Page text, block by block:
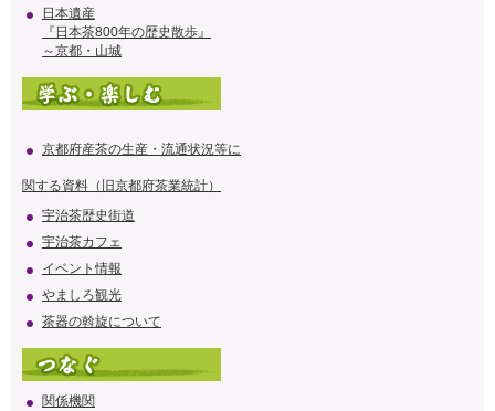
日本遺産
『日本茶800年の歴史散歩』
～京都・山城
京都府産茶の生産・流通状況等に
関する資料（旧京都府茶業統計）
宇治茶歴史街道
宇治茶カフェ
イベント情報
やましろ観光
茶器の斡旋について
関係機関